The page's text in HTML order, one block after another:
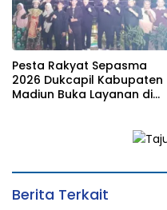
Pesta Rakyat Sepasma
2026 Dukcapil Kabupaten
Madiun Buka Layanan di
Berita Terkait